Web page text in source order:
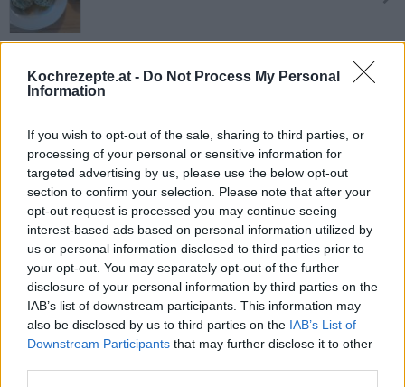
Kochrezepte.at - Do Not Process My Personal
Information
If you wish to opt-out of the sale, sharing to third parties, or
processing of your personal or sensitive information for
targeted advertising by us, please use the below opt-out
section to confirm your selection. Please note that after your
opt-out request is processed you may continue seeing
interest-based ads based on personal information utilized by
us or personal information disclosed to third parties prior to
your opt-out. You may separately opt-out of the further
disclosure of your personal information by third parties on the
IAB’s list of downstream participants. This information may
also be disclosed by us to third parties on the IAB’s List of
Downstream Participants that may further disclose it to other
Leicht
Bärlauchaufstrich mit Ei
Leicht
Bärlauch-Ei-Aufstrich
Leicht
Bärlauch-Cremesuppe
Bärlauch-Käsestangen